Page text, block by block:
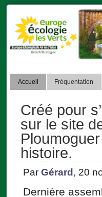
Accueil Fréquentation
Créé pour
sur le site
histoire.
Par Gérard , 20
Dernière